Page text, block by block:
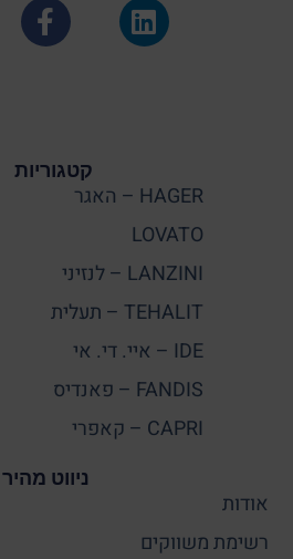
קטגוריות
HAGER – האגר
LOVATO
LANZINI – לנזיני
TEHALIT – תעלית
IDE – איי. די. אי
FANDIS – פאנדיס
CAPRI – קאפרי
ניווט מהיר
אודות
רשימת משווקים